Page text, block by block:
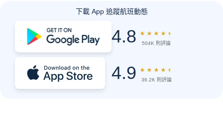
下載 App 追蹤航班動態
4.8 ★ ★ ★ ★ ★
504K 則評論
4.9 ★ ★ ★ ★ ★
36.2K 則評論